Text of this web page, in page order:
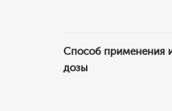
Способ применения
дозы